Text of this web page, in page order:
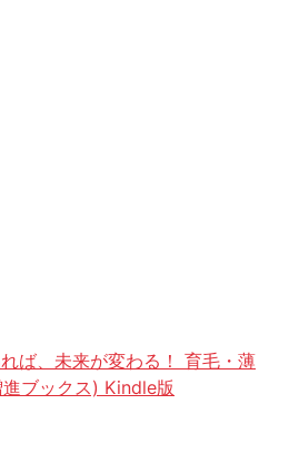
ば、未来が変わる！ 育毛・薄
ブックス) Kindle版